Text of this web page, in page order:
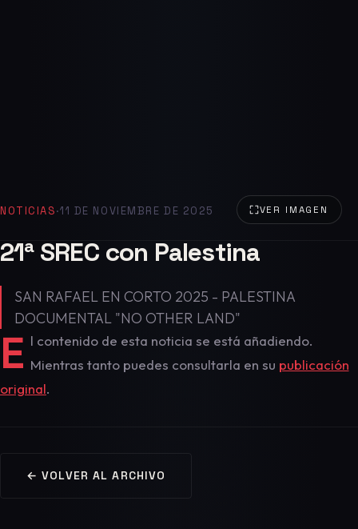
VER IMAGEN
NOTICIAS·11 DE NOVIEMBRE DE 2025
21ª SREC con Palestina
SAN RAFAEL EN CORTO 2025 - PALESTINA
DOCUMENTAL "NO OTHER LAND"
E l contenido de esta noticia se está añadiendo.
Mientras tanto puedes consultarla en su publicación
original.
← VOLVER AL ARCHIVO